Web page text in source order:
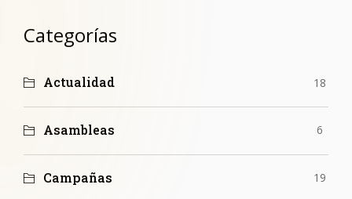
Categorías
Actualidad 18
Asambleas 6
Campañas 19